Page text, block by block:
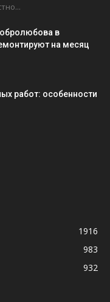
в
на месяц
работ: особенности
1916
983
932